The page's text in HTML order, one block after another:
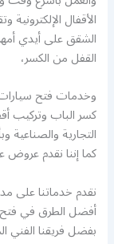
الأقفال
الشقق على أيدي
القفل من الكسر،
وخدمات فتح سيارات
كسر الباب وتركيب
التجارية
كما إننا نقدم عروض
أفضل الطرق في فتح
بفضل فريقنا الفني